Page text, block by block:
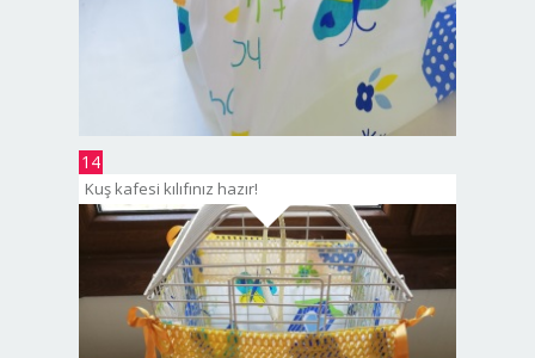
14
Kuş kafesi kılıfınız hazır!